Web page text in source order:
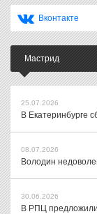
Вконтакте
Мастрид
25.07.2026
В Екатеринбурге
08.07.2026
Володин
30.06.2026
В РПЦ предложили